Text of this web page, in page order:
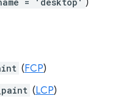
(FCP)
(LCP)